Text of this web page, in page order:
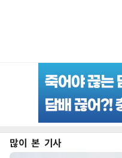
많이 본 기사